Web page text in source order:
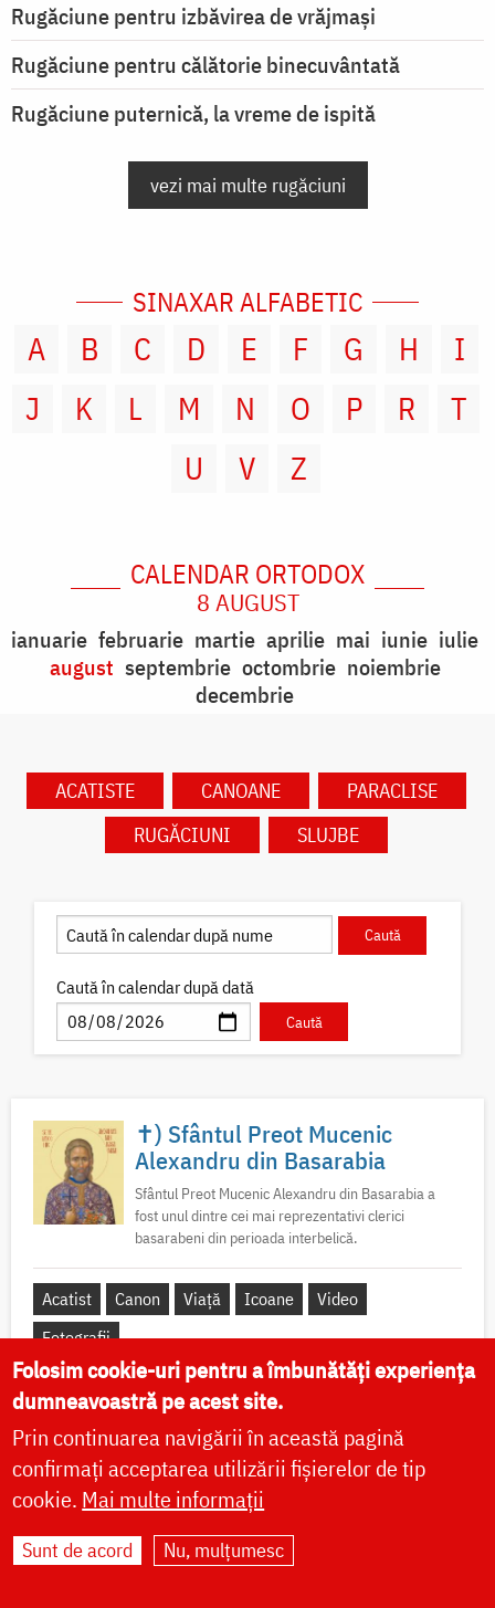
Rugăciune pentru izbăvirea de vrăjmași
Rugăciune pentru călătorie binecuvântată
Rugăciune puternică, la vreme de ispită
vezi mai multe rugăciuni
SINAXAR ALFABETIC
A B C D E F G H
I
J
K L M N O P R
T
U
V Z
CALENDAR ORTODOX
8 AUGUST
ianuarie februarie martie aprilie mai iunie iulie
august septembrie octombrie noiembrie
decembrie
ACATISTE CANOANE
PARACLISE
RUGĂCIUNI
SLUJBE
Caută în calendar după dată
✝) Sfântul Preot Mucenic
Alexandru din Basarabia
Sfântul Preot Mucenic Alexandru din Basarabia a
fost unul dintre cei mai reprezentativi clerici
basarabeni din perioada interbelică.
Acatist Canon Viață Icoane
Video
Fotografii
Sfântul Ierarh Calinic al
Edessei
Pe 23 iunie 2020, Patriarhia Ecumenică a hotărât
și Almopiei (1919-1984) și pomenirea lui în
fiecare an la data de...
Folosim cookie-uri pentru a îmbunătăți experiența
dumneavoastră pe acest site.
Prin continuarea navigării în această pagină
confirmați acceptarea utilizării fișierelor de tip
cookie. Mai multe informații
Sunt de acord Nu, mulțumesc